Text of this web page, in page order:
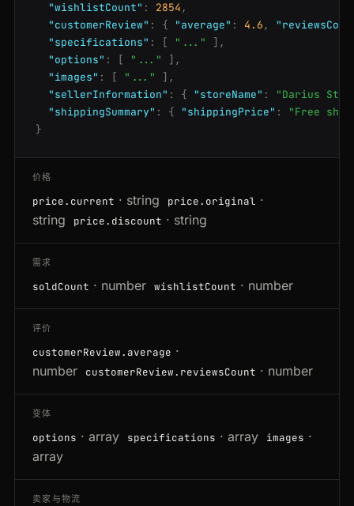
"wishlistCount" : 2854 ,
"customerReview" : { "average" : 4.6 ,
"specifications" : [ "..."
],
"options" : [ "..."
],
"images" : [ "..."
],
"sellerInformation" : { "storeName" :
"Darius
"shippingSummary" : { "shippingPrice" :
"Free
}
价格
price.current · string price.original ·
string
price.discount · string
需求
soldCount · number wishlistCount · number
评价
customerReview.average ·
number
customerReview.reviewsCount · number
变体
options · array specifications · array images ·
array
卖家与物流